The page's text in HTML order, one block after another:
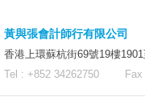
黃與張會計師行有限公司
香港上環蘇杭街69號19樓
Tel : +852 34262750